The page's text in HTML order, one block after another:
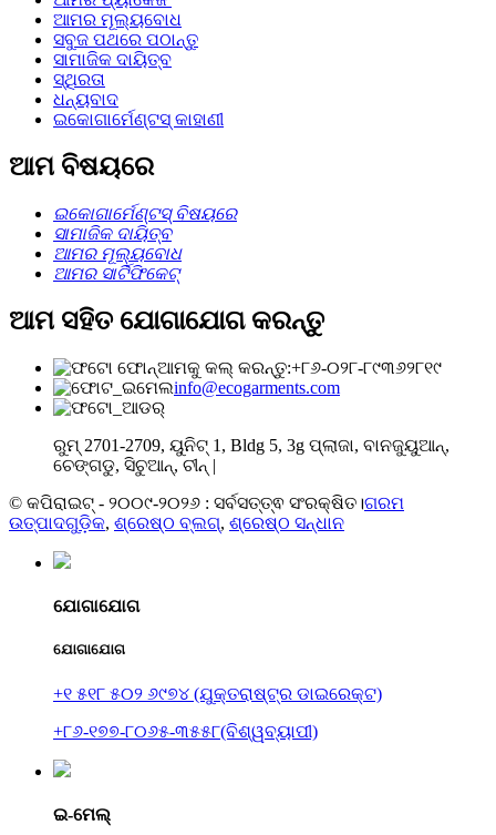
ଆମର ମୂଲ୍ୟବୋଧ
ସବୁଜ ପଥରେ ପଠାନ୍ତୁ
ସାମାଜିକ ଦାୟିତ୍ବ
ସ୍ଥିରତା
ଧନ୍ୟବାଦ
ଇକୋଗାର୍ମେଣ୍ଟସ୍ କାହାଣୀ
ଆମ ବିଷୟରେ
ଇକୋଗାର୍ମେଣ୍ଟସ୍ ବିଷୟରେ
ସାମାଜିକ ଦାୟିତ୍ବ
ଆମର ମୂଲ୍ୟବୋଧ
ଆମର ସାର୍ଟିଫିକେଟ୍
ଆମ ସହିତ ଯୋଗାଯୋଗ କରନ୍ତୁ
ଆମକୁ କଲ୍ କରନ୍ତୁ:+୮୬-୦୨୮-୮୯୩୬୨୮୧୯
info@ecogarments.com
ରୁମ୍ 2701-2709, ୟୁନିଟ୍ 1, Bldg 5, 3g ପ୍ଲାଜା, ବାନଜୁୟୁଆନ୍,
ଚେଙ୍ଗଡୁ, ସିଚୁଆନ୍, ଚୀନ୍ |
© କପିରାଇଟ୍ - ୨୦୦୯-୨୦୨୬ : ସର୍ବସତ୍ତ୍ଵ ସଂରକ୍ଷିତ।ଗରମ
ଉତ୍ପାଦଗୁଡ଼ିକ, ଶ୍ରେଷ୍ଠ ବ୍ଲଗ୍, ଶ୍ରେଷ୍ଠ ସନ୍ଧାନ
ଯୋଗାଯୋଗ
ଯୋଗାଯୋଗ
+୧ ୫୧୮ ୫୦୨ ୬୯୭୪ (ଯୁକ୍ତରାଷ୍ଟ୍ର ଡାଇରେକ୍ଟ)
+୮୬-୧୭୭-୮୦୬୫-୩୫୫୮(ବିଶ୍ୱବ୍ୟାପୀ)
ଇ-ମେଲ୍